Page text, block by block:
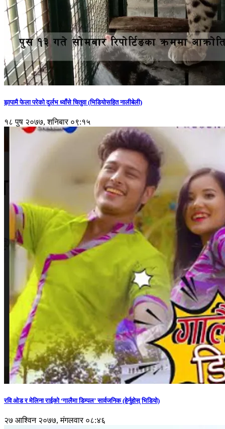
झापामै फेला परेको दुर्लभ ध्वाँसे चितुवा (भिडियोसहित नालीबेली)
१८ पुष २०७७, शनिबार ०९:१५
रवि ओड र मेलिना राईको ‘गालैमा डिम्पल’ सार्वजनिक (हेर्नुहोस् भिडियो)
२७ आश्विन २०७७, मंगलवार ०८:४६